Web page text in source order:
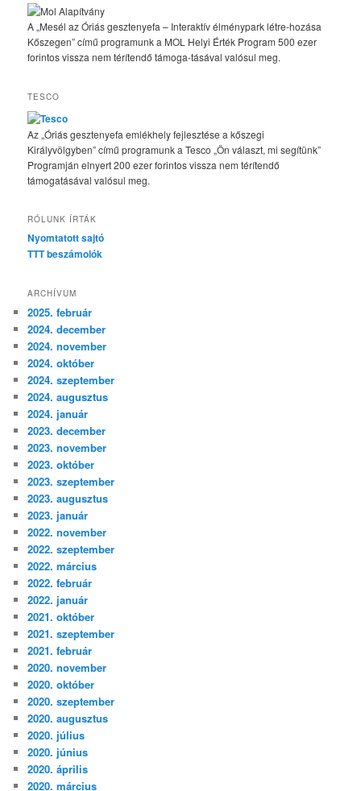
A „Mesél az Óriás gesztenyefa – Interaktív élménypark létre-hozása
Kőszegen” című programunk a MOL Helyi Érték Program 500 ezer
forintos vissza nem térítendő támoga-tásával valósul meg.
TESCO
Az „Óriás gesztenyefa emlékhely fejlesztése a kőszegi
Királyvölgyben” című programunk a Tesco „Ön választ, mi segítünk”
Programján elnyert 200 ezer forintos vissza nem térítendő
támogatásával valósul meg.
RÓLUNK ÍRTÁK
Nyomtatott sajtó
TTT beszámolók
ARCHÍVUM
2025. február
2024. december
2024. november
2024. október
2024. szeptember
2024. augusztus
2024. január
2023. december
2023. november
2023. október
2023. szeptember
2023. augusztus
2023. január
2022. november
2022. szeptember
2022. március
2022. február
2022. január
2021. október
2021. szeptember
2021. február
2020. november
2020. október
2020. szeptember
2020. augusztus
2020. július
2020. június
2020. április
2020. március